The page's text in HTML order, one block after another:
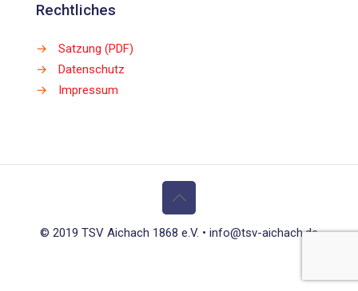
Rechtliches
→
Satzung (PDF)
→
Datenschutz
→
Impressum
© 2019 TSV Aichach 1868 e.V. • info@tsv-aichach.de